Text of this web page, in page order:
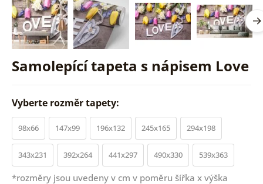
Samolepící tapeta s nápisem Love
Vyberte rozměr tapety:
98x66 147x99 196x132 245x165 294x198
343x231 392x264 441x297 490x330 539x363
*rozměry jsou uvedeny v cm v poměru šířka x výška